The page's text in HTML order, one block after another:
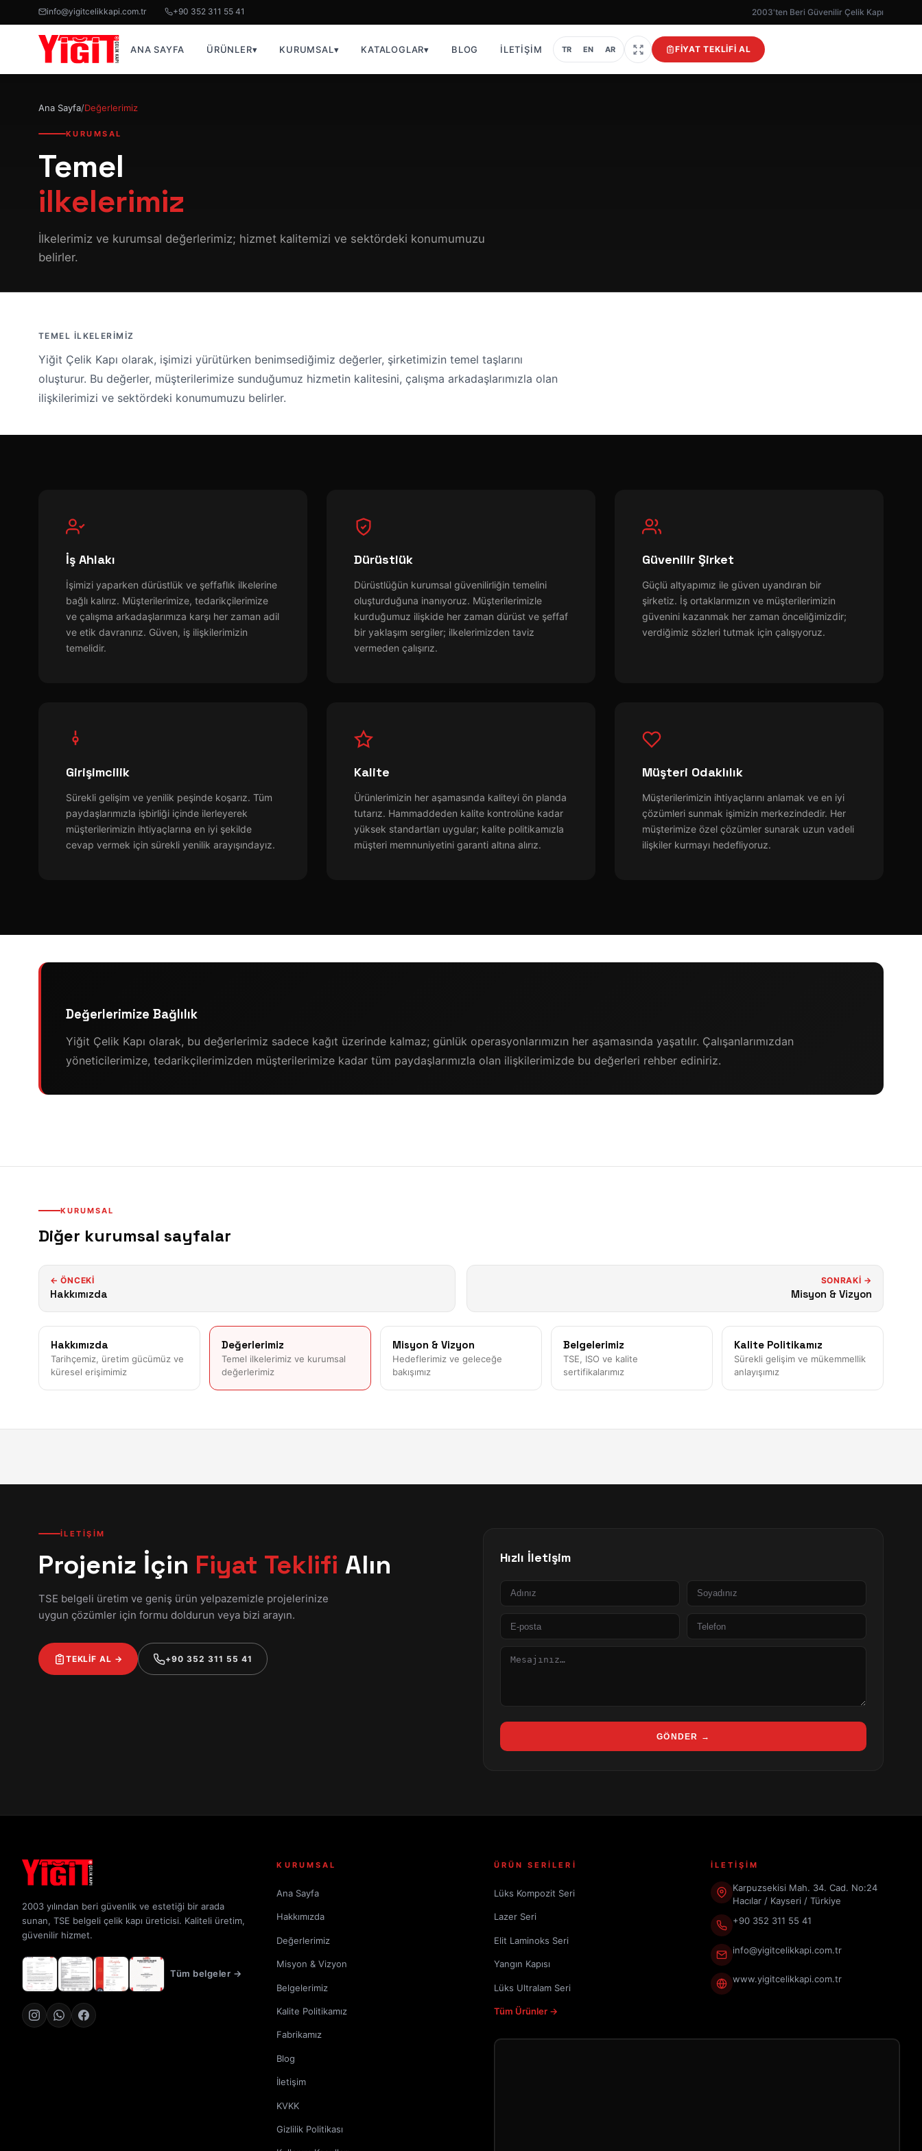
info@yigitcelikkapi.com.tr +90 352 311 55 41 2003'ten Beri Güvenilir Çelik Kapı
ANA SAYFA ÜRÜNLER▾ KURUMSAL▾ KATALOGLAR▾ BLOG İLETIŞIM TR EN AR FIYAT TEKLIFI AL
Ana Sayfa/Değerlerimiz
KURUMSAL
Temel
ilkelerimiz
İlkelerimiz ve kurumsal değerlerimiz; hizmet kalitemizi ve sektördeki konumumuzu
belirler.
TEMEL İLKELERIMIZ
Yiğit Çelik Kapı olarak, işimizi yürütürken benimsediğimiz değerler, şirketimizin temel taşlarını
oluşturur. Bu değerler, müşterilerimize sunduğumuz hizmetin kalitesini, çalışma arkadaşlarımızla olan
ilişkilerimizi ve sektördeki konumumuzu belirler.
İş Ahlakı
İşimizi yaparken dürüstlük ve şeffaflık ilkelerine
bağlı kalırız. Müşterilerimize, tedarikçilerimize
ve çalışma arkadaşlarımıza karşı her zaman adil
ve etik davranırız. Güven, iş ilişkilerimizin
temelidir.
Dürüstlük
Dürüstlüğün kurumsal güvenilirliğin temelini
oluşturduğuna inanıyoruz. Müşterilerimizle
kurduğumuz ilişkide her zaman dürüst ve şeffaf
bir yaklaşım sergiler; ilkelerimizden taviz
vermeden çalışırız.
Güvenilir Şirket
Güçlü altyapımız ile güven uyandıran bir
şirketiz. İş ortaklarımızın ve müşterilerimizin
güvenini kazanmak her zaman önceliğimizdir;
verdiğimiz sözleri tutmak için çalışıyoruz.
Girişimcilik
Sürekli gelişim ve yenilik peşinde koşarız. Tüm
paydaşlarımızla işbirliği içinde ilerleyerek
müşterilerimizin ihtiyaçlarına en iyi şekilde
cevap vermek için sürekli yenilik arayışındayız.
Kalite
Ürünlerimizin her aşamasında kaliteyi ön planda
tutarız. Hammaddeden kalite kontrolüne kadar
yüksek standartları uygular; kalite politikamızla
müşteri memnuniyetini garanti altına alırız.
Müşteri Odaklılık
Müşterilerimizin ihtiyaçlarını anlamak ve en iyi
çözümleri sunmak işimizin merkezindedir. Her
müşterimize özel çözümler sunarak uzun vadeli
ilişkiler kurmayı hedefliyoruz.
Değerlerimize Bağlılık
Yiğit Çelik Kapı olarak, bu değerlerimiz sadece kağıt üzerinde kalmaz; günlük operasyonlarımızın her aşamasında yaşatılır. Çalışanlarımızdan
yöneticilerimize, tedarikçilerimizden müşterilerimize kadar tüm paydaşlarımızla olan ilişkilerimizde bu değerleri rehber ediniriz.
KURUMSAL
Diğer kurumsal sayfalar
← ÖNCEKI
Hakkımızda
SONRAKI →
Misyon & Vizyon
Hakkımızda
Tarihçemiz, üretim gücümüz ve
küresel erişimimiz
Değerlerimiz
Temel ilkelerimiz ve kurumsal
değerlerimiz
Misyon & Vizyon
Hedeflerimiz ve geleceğe
bakışımız
Belgelerimiz
TSE, ISO ve kalite
sertifikalarımız
Kalite Politikamız
Sürekli gelişim ve mükemmellik
anlayışımız
İLETİŞİM
Projeniz İçin Fiyat Teklifi Alın
TSE belgeli üretim ve geniş ürün yelpazemizle projelerinize
uygun çözümler için formu doldurun veya bizi arayın.
TEKLİF AL → +90 352 311 55 41
Hızlı İletişim
Ad Soyad
posta
Telefon
Mesaj
GÖNDER →
2003 yılından beri güvenlik ve estetiği bir arada
sunan, TSE belgeli çelik kapı üreticisi. Kaliteli üretim,
güvenilir hizmet.
Tüm belgeler →
KURUMSAL
Ana Sayfa
Hakkımızda
Değerlerimiz
Misyon & Vizyon
Belgelerimiz
Kalite Politikamız
Fabrikamız
Blog
İletişim
KVKK
Gizlilik Politikası
ÜRÜN SERİLERİ
Lüks Kompozit Seri
Lazer Seri
Elit Laminoks Seri
Yangın Kapısı
Lüks Ultralam Seri
Tüm Ürünler →
İLETİŞİM
Karpuzsekisi Mah. 34. Cad. No:24
Hacılar / Kayseri / Türkiye
+90 352 311 55 41
info@yigitcelikkapi.com.tr
www.yigitcelikkapi.com.tr